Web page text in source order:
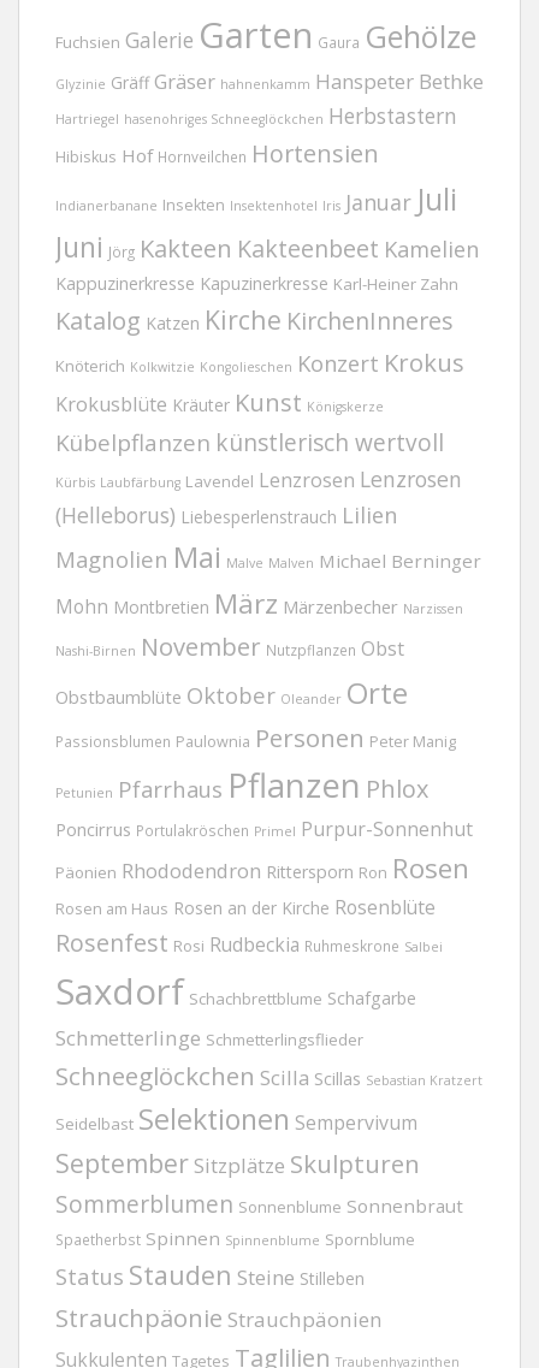
Fuchsien Galerie Garten Gaura Gehölze
Glyzinie Gräff Gräser hahnenkamm Hanspeter Bethke
Hartriegel hasenohriges Schneeglöckchen Herbstastern
Hibiskus Hof Hornveilchen Hortensien
Indianerbanane Insekten Insektenhotel Iris Januar Juli
Juni Jörg Kakteen Kakteenbeet Kamelien
Kappuzinerkresse Kapuzinerkresse Karl-Heiner Zahn
Katalog Katzen Kirche KirchenInneres
Knöterich Kolkwitzie Kongolieschen Konzert Krokus
Krokusblüte Kräuter Kunst Königskerze
Kübelpflanzen künstlerisch wertvoll
Kürbis Laubfärbung Lavendel Lenzrosen Lenzrosen
(Helleborus) Liebesperlenstrauch Lilien
Magnolien Mai Malve Malven Michael Berninger
Mohn Montbretien März Märzenbecher Narzissen
Nashi-Birnen November Nutzpflanzen Obst
Obstbaumblüte Oktober Oleander Orte
Passionsblumen Paulownia Personen Peter Manig
Petunien Pfarrhaus Pflanzen Phlox
Poncirrus Portulakröschen Primel Purpur-Sonnenhut
Päonien Rhododendron Rittersporn Ron Rosen
Rosen am Haus Rosen an der Kirche Rosenblüte
Rosenfest Rosi Rudbeckia Ruhmeskrone Salbei
Saxdorf Schachbrettblume Schafgarbe
Schmetterlinge Schmetterlingsflieder
Schneeglöckchen Scilla Scillas Sebastian Kratzert
Seidelbast Selektionen Sempervivum
September Sitzplätze Skulpturen
Sommerblumen Sonnenblume Sonnenbraut
Spaetherbst Spinnen Spinnenblume Spornblume
Status Stauden Steine Stilleben
Strauchpäonie Strauchpäonien
Sukkulenten Tagetes Taglilien Traubenhyazinthen